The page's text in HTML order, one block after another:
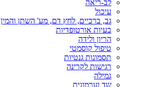
לב-ריאה
עיכול
גב, ברכיים, לחץ דם, מע' השתן והמין
בעיות אורטופדיות
הריון ולידה
טיפול קוסמטי
תסמונות גנטיות
רגישות לקרינה
גמילה
שד וערמונית